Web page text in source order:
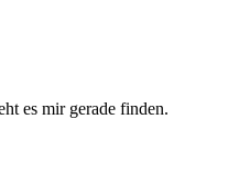
es mir gerade finden.